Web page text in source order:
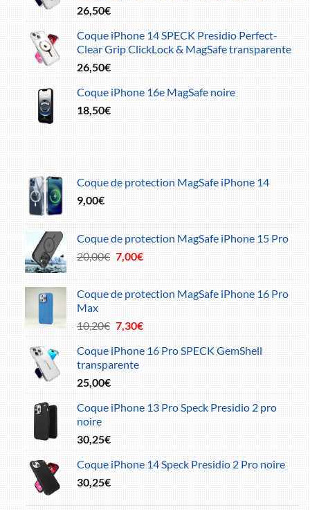
26,50€
Coque iPhone 14 SPECK Presidio Perfect-
Clear Grip ClickLock & MagSafe transparente
26,50€
Coque iPhone 16e MagSafe noire
18,50€
Coque de protection MagSafe iPhone 14
9,00€
Coque de protection MagSafe iPhone 15 Pro
20,00€ Le
prix
initial
était :
20,00€.
7,00€Le
prix
actuel
est :
7,00€.
Coque de protection MagSafe iPhone 16 Pro
Max
10,20€ Le
prix
initial
était :
10,20€.
7,30€Le
prix
actuel
est :
7,30€.
Coque iPhone 16 Pro SPECK GemShell
transparente
25,00€
Coque iPhone 13 Pro Speck Presidio 2 pro
noire
30,25€
Coque iPhone 14 Speck Presidio 2 Pro noire
30,25€